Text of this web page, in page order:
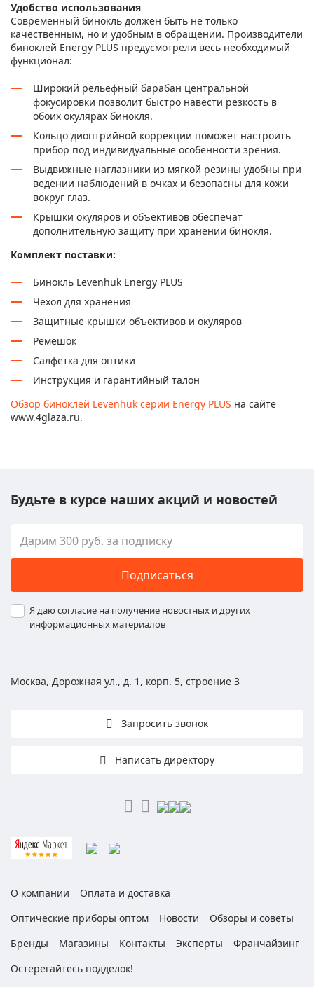
Удобство использования
Современный бинокль должен быть не только
качественным, но и удобным в обращении. Производители
биноклей Energy PLUS предусмотрели весь необходимый
функционал:
Широкий рельефный барабан центральной
фокусировки позволит быстро навести резкость в
обоих окулярах бинокля.
Кольцо диоптрийной коррекции поможет настроить
прибор под индивидуальные особенности зрения.
Выдвижные наглазники из мягкой резины удобны при
ведении наблюдений в очках и безопасны для кожи
вокруг глаз.
Крышки окуляров и объективов обеспечат
дополнительную защиту при хранении бинокля.
Комплект поставки:
Бинокль Levenhuk Energy PLUS
Чехол для хранения
Защитные крышки объективов и окуляров
Ремешок
Салфетка для оптики
Инструкция и гарантийный талон
Обзор биноклей Levenhuk серии Energy PLUS на сайте
www.4glaza.ru.
Будьте в курсе наших акций и новостей
Подписаться
Я даю согласие на получение новостных и других
информационных материалов
Москва, Дорожная ул., д. 1, корп. 5, строение 3
Запросить звонок
Написать директору
О компании
Оплата и доставка
Оптические приборы оптом
Новости
Обзоры и советы
Бренды
Магазины Контакты Эксперты
Франчайзинг
Остерегайтесь подделок!